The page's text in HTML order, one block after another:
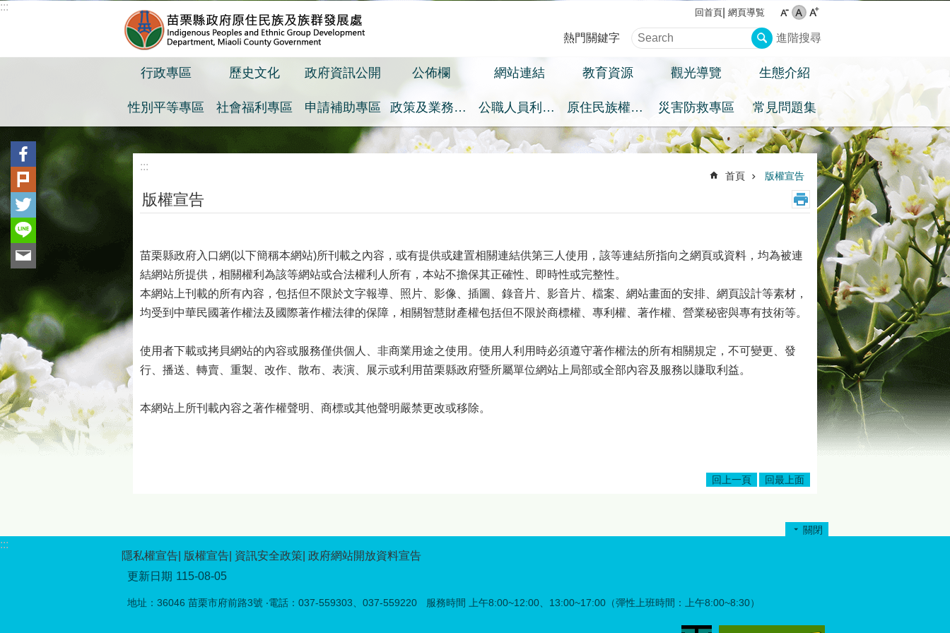
跳到主要內容區塊
::: 回首頁 網頁導覧
熱門關鍵字 進階搜尋
行政專區 歷史文化 政府資訊公開 公佈欄 網站連結 教育資源 觀光導覽 生態介紹
性別平等專區 社會福利專區 申請補助專區 政策及業務宣導之預算執行情形專區 公職人員利益衝突迴避身分揭露專區 原住民族權益專區 災害防救專區 常見問題集
:::
首頁 版權宣告
版權宣告
苗栗縣政府入口網(以下簡稱本網站)所刊載之內容，或有提供或建置相關連結供第三人使用，該等連結所指向之網頁或資料，均為被連
結網站所提供，相關權利為該等網站或合法權利人所有，本站不擔保其正確性、即時性或完整性。
本網站上刊載的所有內容，包括但不限於文字報導、照片、影像、插圖、錄音片、影音片、檔案、網站畫面的安排、網頁設計等素材，
均受到中華民國著作權法及國際著作權法律的保障，相關智慧財產權包括但不限於商標權、專利權、著作權、營業秘密與專有技術等。
使用者下載或拷貝網站的內容或服務僅供個人、非商業用途之使用。使用人利用時必須遵守著作權法的所有相關規定，不可變更、發
行、播送、轉賣、重製、改作、散布、表演、展示或利用苗栗縣政府暨所屬單位網站上局部或全部內容及服務以賺取利益。
本網站上所刊載內容之著作權聲明、商標或其他聲明嚴禁更改或移除。
回上一頁 回最上面
關閉
:::
隱私權宣告 版權宣告 資訊安全政策 政府網站開放資料宣告
更新日期 115-08-05
地址：36046 苗栗市府前路3號 ‧電話：037-559303、037-559220 服務時間 上午8:00~12:00、13:00~17:00（彈性上班時間：上午8:00~8:30）